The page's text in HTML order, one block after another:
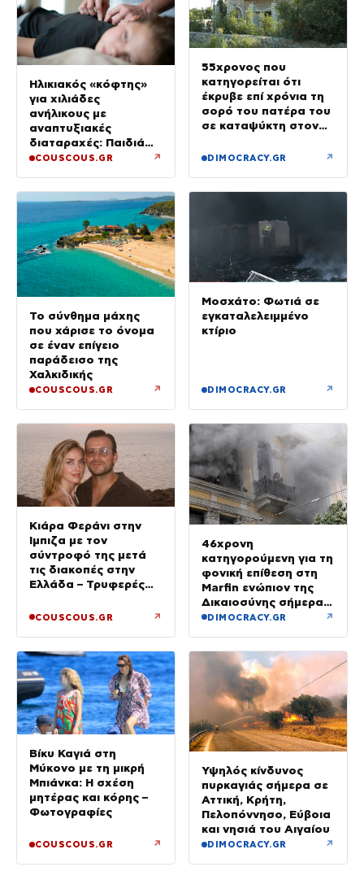
Ηλικιακός «κόφτης»
για χιλιάδες
ανήλικους με
αναπτυξιακές
διαταραχές: Παιδιά
ενός κατώτερου θεού
COUSCOUS.GR ↗
55χρονος που
κατηγορείται ότι
έκρυβε επί χρόνια τη
σορό του πατέρα του
σε καταψύκτη στον
του λόγια στους
DIMOCRACY.GR ↗
Το σύνθημα μάχης
που χάρισε το όνομα
σε έναν επίγειο
παράδεισο της
Χαλκιδικής
COUSCOUS.GR ↗
Μοσχάτο: Φωτιά σε
εγκαταλελειμμένο
κτίριο
DIMOCRACY.GR ↗
Κιάρα Φεράνι στην
Ίμπιζα με τον
σύντροφό της μετά
τις διακοπές στην
Ελλάδα – Τρυφερές
COUSCOUS.GR ↗
46χρονη
κατηγορούμενη για τη
φονική επίθεση στη
Marfin ενώπιον της
Δικαιοσύνης σήμερα –
Τα στοιχεία που την
DIMOCRACY.GR ↗
Βίκυ Καγιά στη
Μύκονο με τη μικρή
Μπιάνκα: Η σχέση
μητέρας και κόρης –
Φωτογραφίες
COUSCOUS.GR ↗
Υψηλός κίνδυνος
πυρκαγιάς σήμερα σε
Αττική, Κρήτη,
Πελοπόννησο, Εύβοια
και νησιά του Αιγαίου
DIMOCRACY.GR ↗